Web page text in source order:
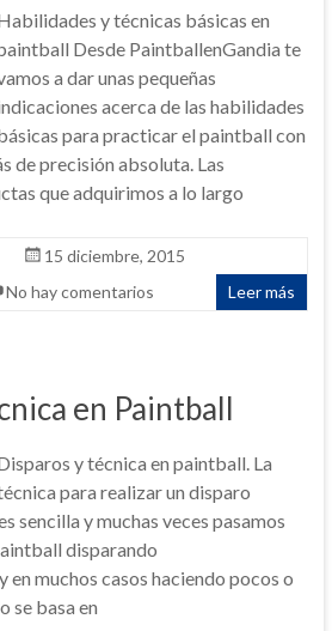
y técnicas básicas en
Desde PaintballenGandia te
a dar unas pequeñas
acerca de las habilidades
para practicar el paintball con
de precisión absoluta. Las
que adquirimos a lo largo
15 diciembre, 2015
No hay comentarios Leer más
en Paintball
y técnica en paintball. La
para realizar un disparo
sencilla y muchas veces pasamos
disparando
en muchos casos haciendo pocos o
se basa en